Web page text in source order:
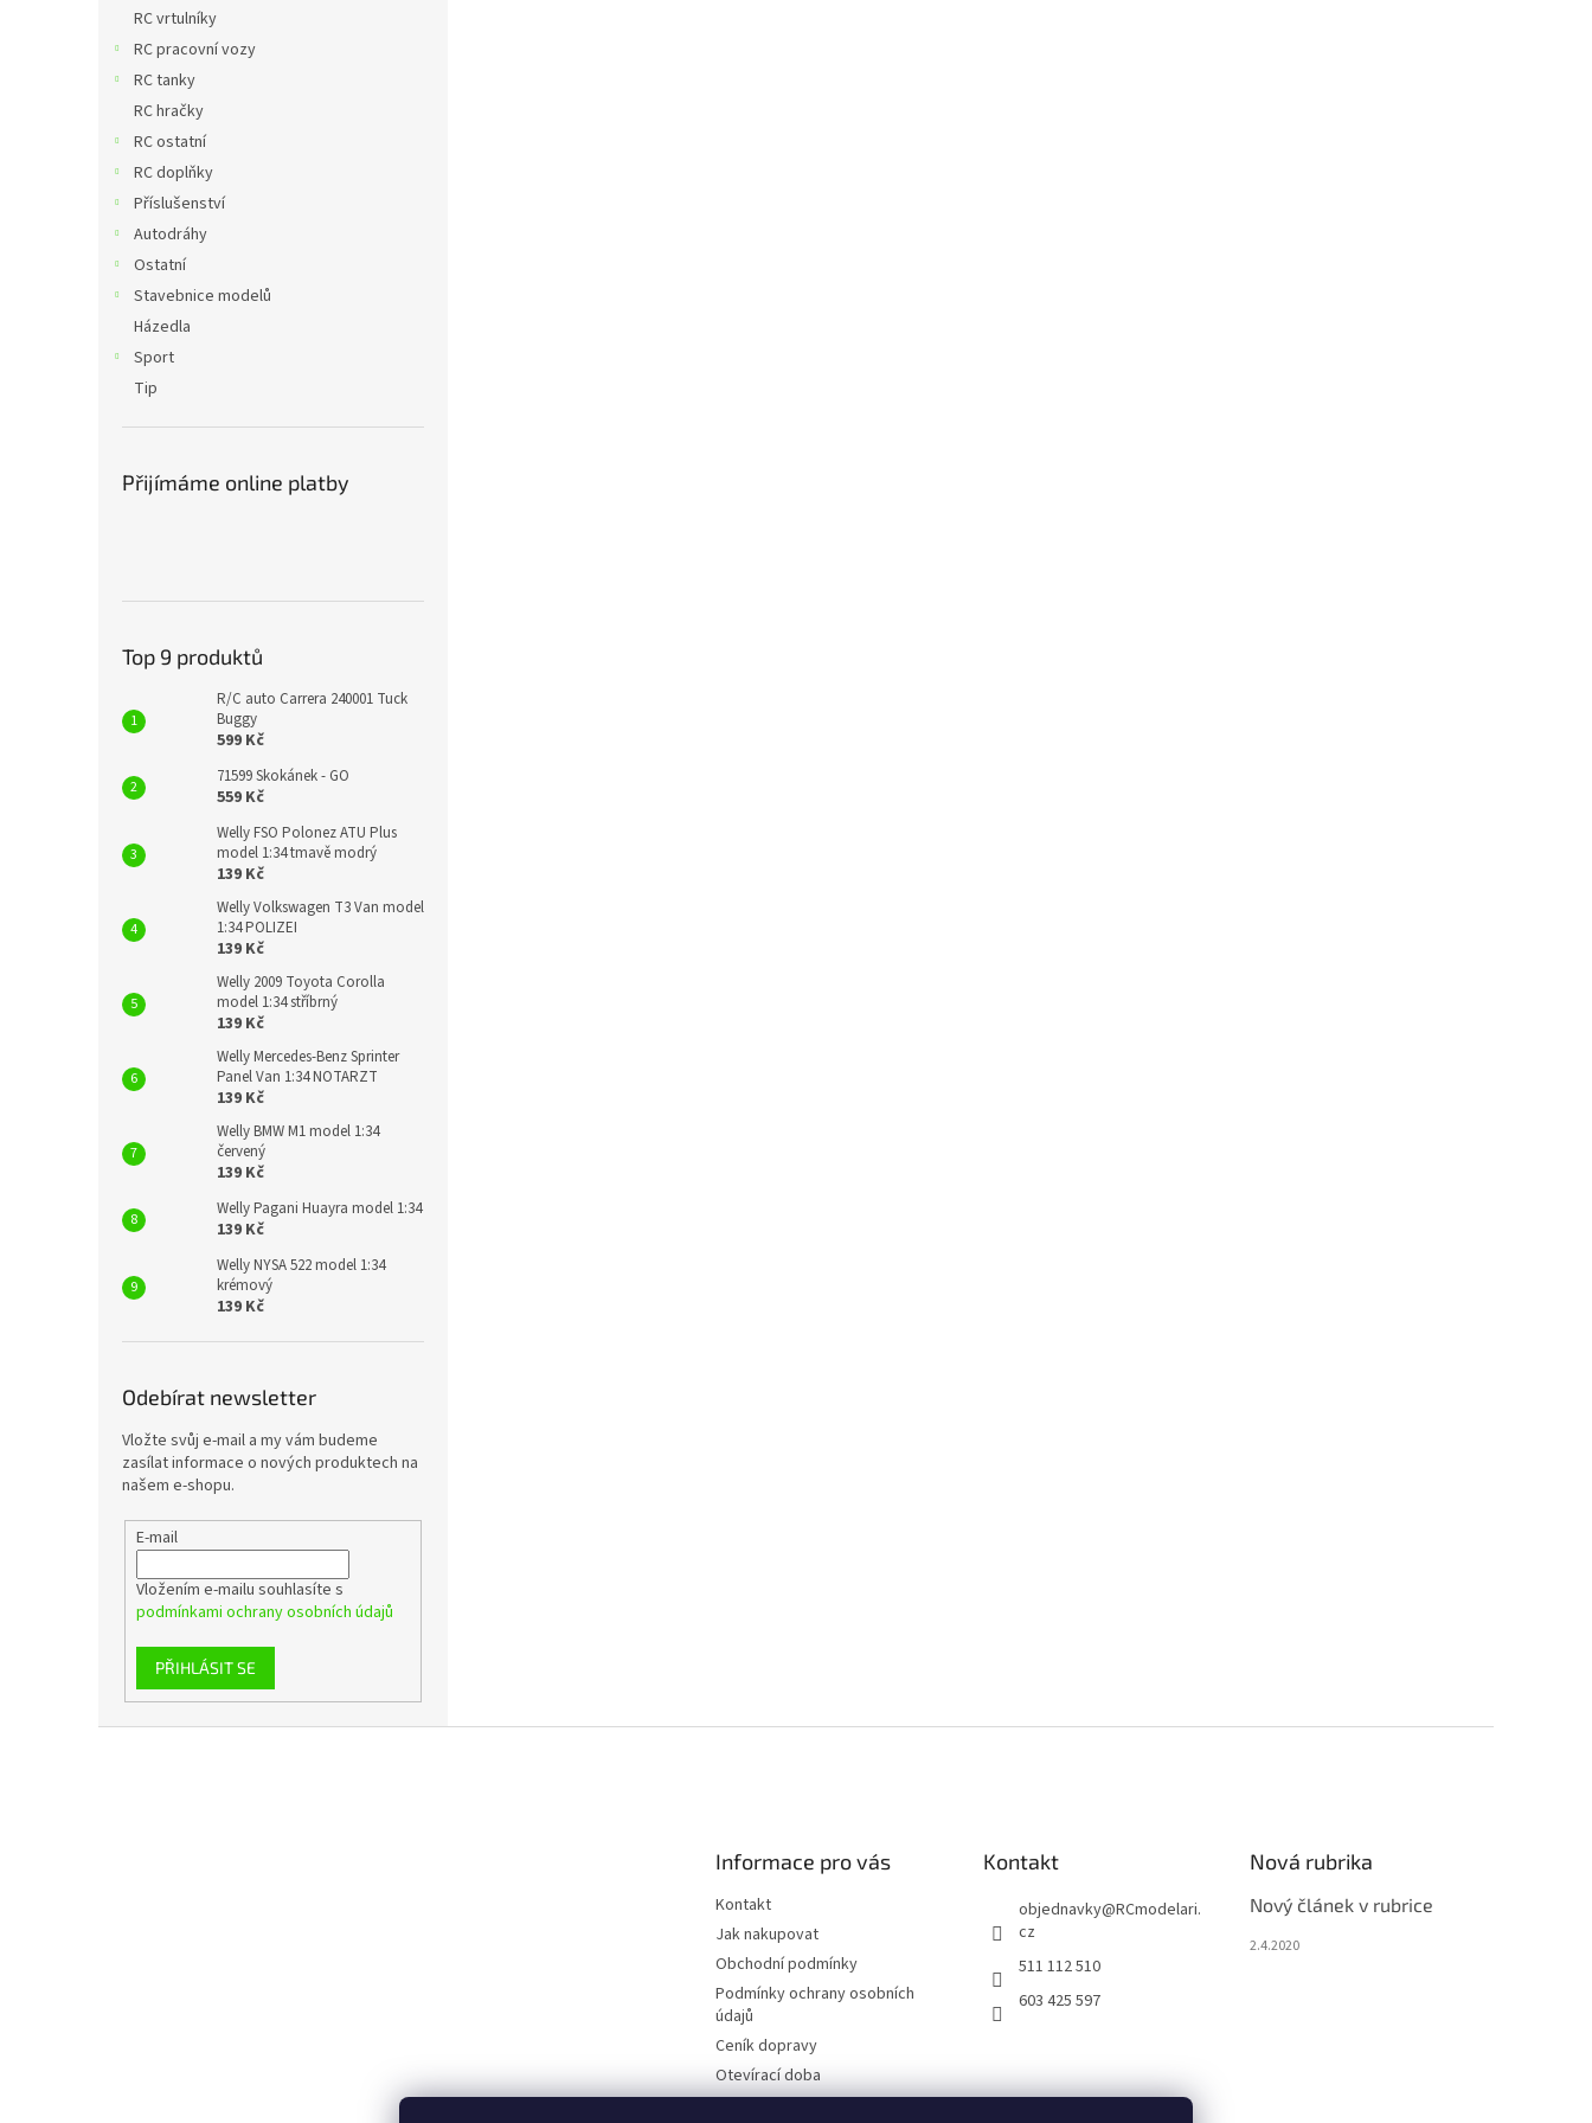
RC vrtulníky
RC pracovní vozy
RC tanky
RC hračky
RC ostatní
RC doplňky
Příslušenství
Autodráhy
Ostatní
Stavebnice modelů
Házedla
Sport
Tip
Přijímáme online platby
Top 9 produktů
R/C auto Carrera 240001 Tuck
Buggy
599 Kč
71599 Skokánek - GO
559 Kč
Welly FSO Polonez ATU Plus
model 1:34 tmavě modrý
139 Kč
Welly Volkswagen T3 Van model
1:34 POLIZEI
139 Kč
Welly 2009 Toyota Corolla
model 1:34 stříbrný
139 Kč
Welly Mercedes-Benz Sprinter
Panel Van 1:34 NOTARZT
139 Kč
Welly BMW M1 model 1:34
červený
139 Kč
Welly Pagani Huayra model 1:34
139 Kč
Welly NYSA 522 model 1:34
krémový
139 Kč
Odebírat newsletter
Vložte svůj e-mail a my vám budeme
zasílat informace o nových produktech na
našem e-shopu.
E-mail
Vložením e-mailu souhlasíte s
podmínkami ochrany osobních údajů
PŘIHLÁSIT SE
Informace pro vás
Kontakt
Jak nakupovat
Obchodní podmínky
Podmínky ochrany osobních
údajů
Ceník dopravy
Otevírací doba
Kontakt
objednavky@RCmodelari.
cz
511 112 510
603 425 597
Nová rubrika
Nový článek v rubrice
2.4.2020